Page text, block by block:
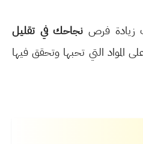
زيادة فرص نجاحك في تقليل
على المواد التي تحبها وتحقق فيها